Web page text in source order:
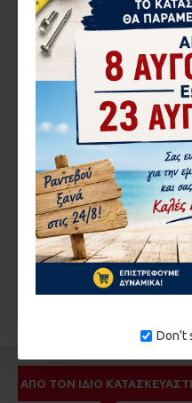
Don't
Βαθμολογία Κακή
CAPTCHA
Εισάγετε τον κωδικό
στο παρακάτω πεδίο
ΑΠΌ ΤΟΝ ΊΔΙΟ